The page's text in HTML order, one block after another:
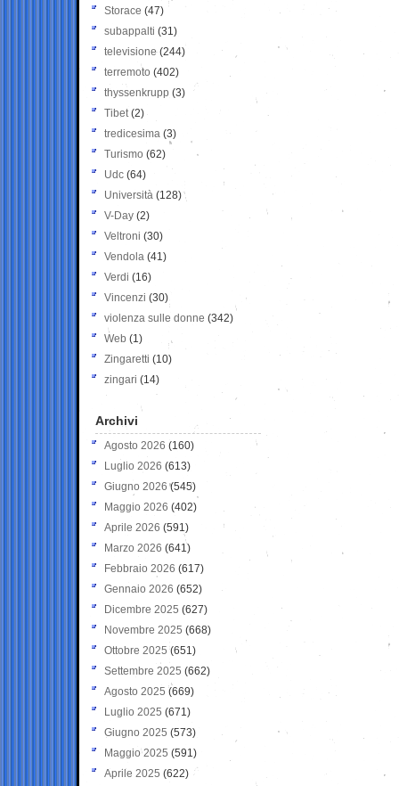
Storace (47)
subappalti (31)
televisione(244)
terremoto (402)
thyssenkrupp (3)
Tibet(2)
tredicesima (3)
Turismo (62)
Udc (64)
Università (128)
V-Day (2)
Veltroni (30)
Vendola (41)
Verdi (16)
Vincenzi (30)
violenza sulle donne (342)
Web (1)
Zingaretti (10)
zingari (14)
Archivi
Agosto 2026 (160)
Luglio 2026 (613)
Giugno 2026 (545)
Maggio 2026 (402)
Aprile 2026 (591)
Marzo 2026 (641)
Febbraio 2026 (617)
Gennaio 2026 (652)
Dicembre 2025 (627)
Novembre 2025 (668)
Ottobre 2025 (651)
Settembre 2025 (662)
Agosto 2025 (669)
Luglio 2025 (671)
Giugno 2025 (573)
Maggio 2025 (591)
Aprile 2025 (622)